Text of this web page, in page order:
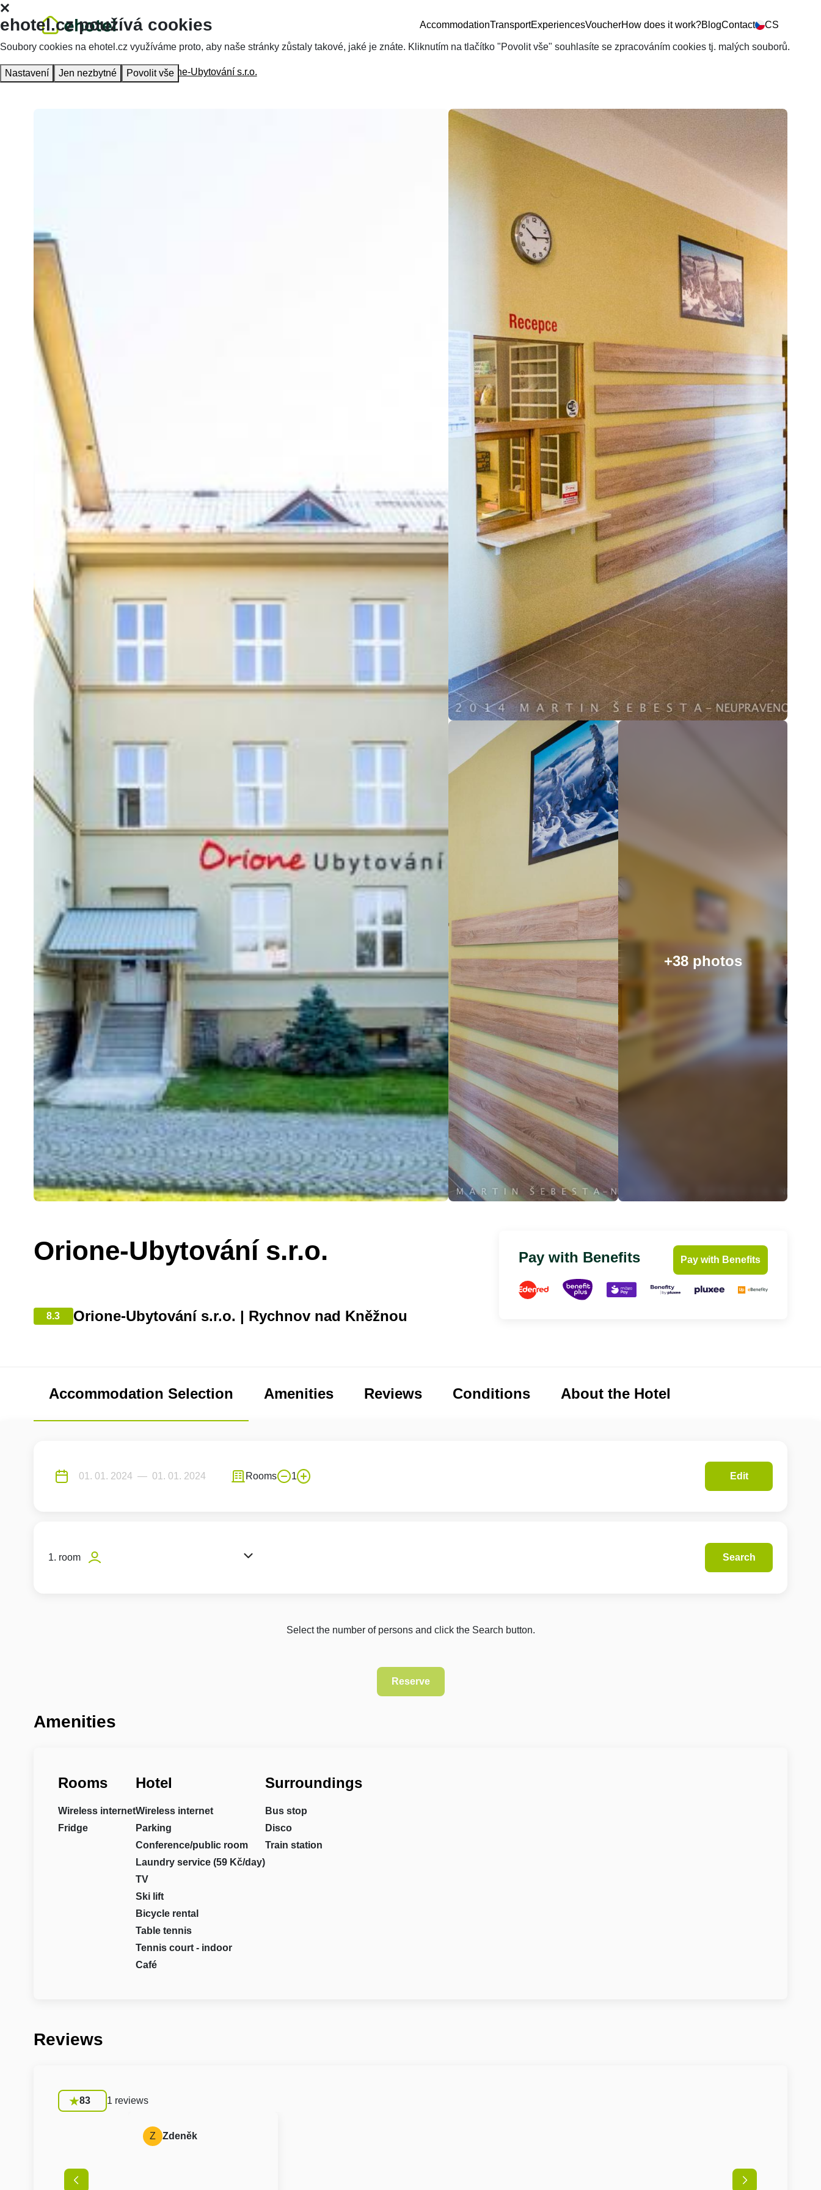
AccommodationTransportExperiencesVoucherHow does it work?BlogContact CS
Homepage Accommodation Orione-Ubytování s.r.o.
+38 photos
Orione-Ubytování s.r.o.
8.3 Orione-Ubytování s.r.o. | Rychnov nad Kněžnou
Pay with Benefits Pay with Benefits
Accommodation Selection Amenities Reviews Conditions About the Hotel
Rooms 1 Edit
1. room Search
Select the number of persons and click the Search button.
Amenities
Rooms
Wireless internet
Fridge
Hotel
Wireless internet
Parking
Conference/public room
Laundry service (59 Kč/day)
TV
Ski lift
Bicycle rental
Table tennis
Tennis court - indoor
Café
Surroundings
Bus stop
Disco
Train station
Reviews
83 1 reviews
Z Zdeněk
ehotel.cz používá cookies
Soubory cookies na ehotel.cz využíváme proto, aby naše stránky zůstaly takové, jaké je znáte. Kliknutím na tlačítko "Povolit vše" souhlasíte se zpracováním cookies tj. malých souborů.
Nastavení Jen nezbytné Povolit vše